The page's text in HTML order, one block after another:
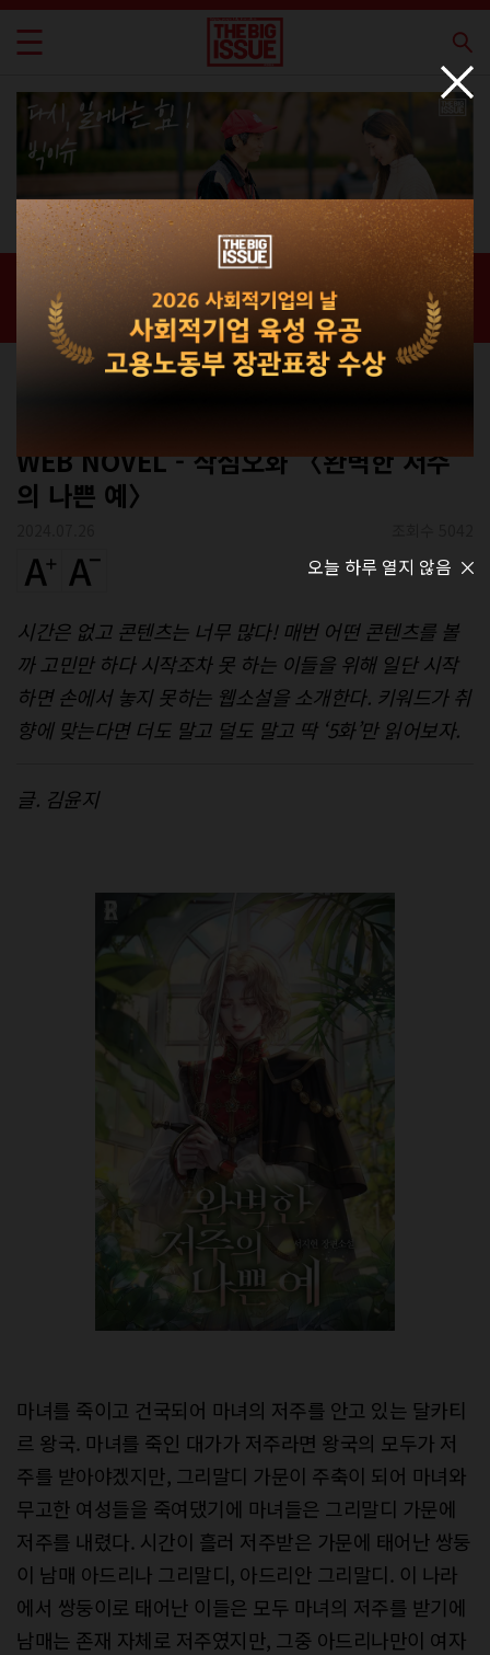
신간 · 과월호
홈 / 매거진 / 신간 · 과월호
WEB NOVEL - 작심오화 〈완벽한 저주
의 나쁜 예〉
시간은 없고 콘텐츠는 너무 많다! 매번 어떤 콘텐츠를 볼
까 고민만 하다 시작조차 못 하는 이들을 위해 일단 시작
하면 손에서 놓지 못하는 웹소설을 소개한다. 키워드가 취
향에 맞는다면 더도 말고 덜도 말고 딱 ‘5화’만 읽어보자.
글. 김윤지
마녀를 죽이고 건국되어 마녀의 저주를 안고 있는 달카티
르 왕국. 마녀를 죽인 대가가 저주라면 왕국의 모두가 저
주를 받아야겠지만, 그리말디 가문이 주축이 되어 마녀와
무고한 여성들을 죽여댔기에 마녀들은 그리말디 가문에
저주를 내렸다. 시간이 흘러 저주받은 가문에 태어난 쌍둥
이 남매 아드리나 그리말디, 아드리안 그리말디. 이 나라
에서 쌍둥이로 태어난 이들은 모두 마녀의 저주를 받기에
남매는 존재 자체로 저주였지만, 그중 아드리나만이 여자
오늘 하루 열지 않음